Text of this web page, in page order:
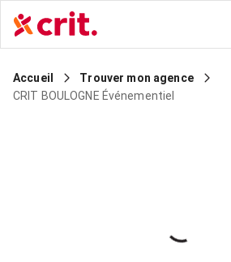
Accueil
Trouver mon agence
CRIT BOULOGNE Événementiel